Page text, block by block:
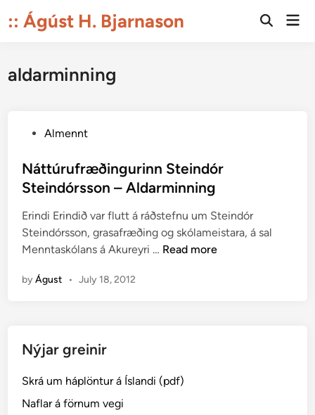
to:: Ágúst H. Bjarnason
Open
aldarminning
s
t
d
i
n
Almennt
Náttúrufræðingurinn Steindór
Steindórsson – Aldarminning
Erindi Erindið var flutt á ráðstefnu um Steindór
Steindórsson, grasafræðing og skólameistara, á sal
Menntaskólans á Akureyri … N
r
Read more
byÁgust • July 18, 2012
Nýjar greinir
Skrá um háplöntur á Íslandi (pdf)
Naflar á förnum vegi